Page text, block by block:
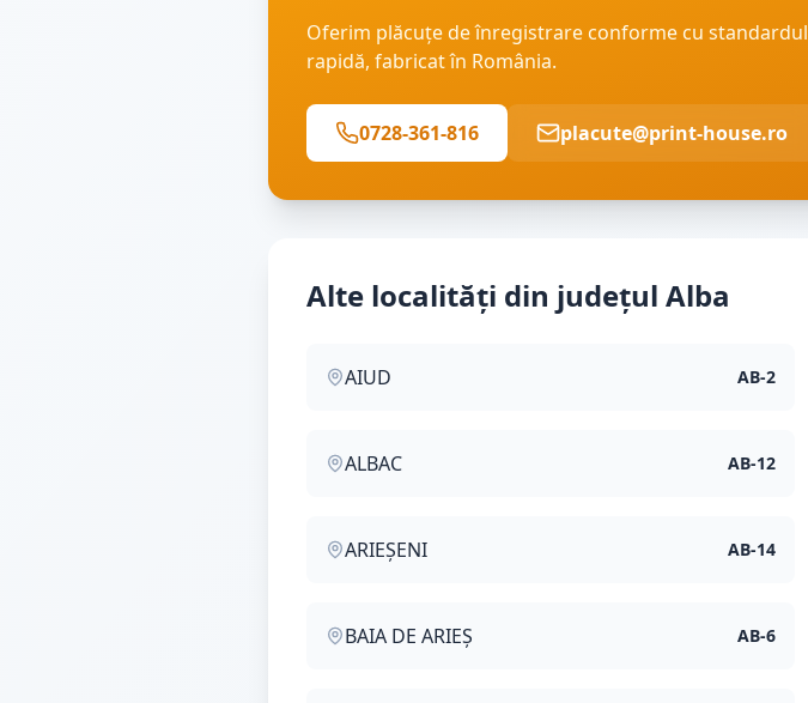
Oferim plăcuțe de înregistrare conforme cu standardul
rapidă, fabricat în România.
0728-361-816 placute@print-house.ro
Alte localități din județul Alba
AIUD AB-2
ALBAC AB-12
ARIEȘENI AB-14
BAIA DE ARIEȘ AB-6